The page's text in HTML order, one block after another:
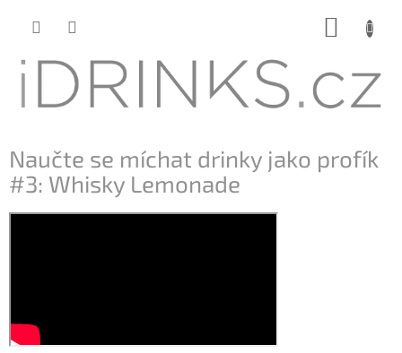
Naučte se míchat drinky jako profík
#3: Whisky Lemonade